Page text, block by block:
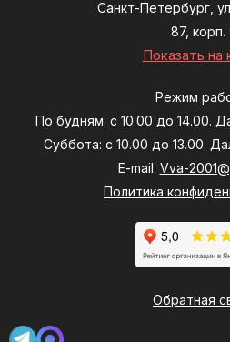
Санкт-Петербург,
87, корп.
Показать на
Режим
По будням: с 10.00 до 14.00.
Суббота: с 10.00 до 13.00.
E-mail: Vva-
Политика
Обратная